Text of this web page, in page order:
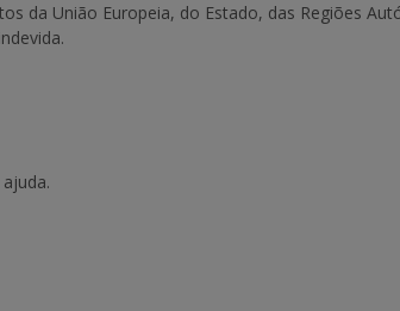
da União Europeia, do Estado, das Regiões